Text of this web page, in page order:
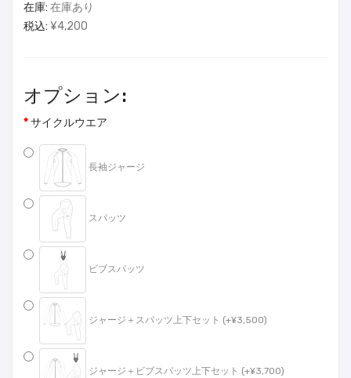
在庫: 在庫あり
税込: ¥4,200
オプション:
サイクルウエア
長袖ジャージ
スパッツ
ビブスパッツ
ジャージ＋スパッツ上下セット (+¥3,500)
ジャージ＋ビブスパッツ上下セット (+¥3,700)